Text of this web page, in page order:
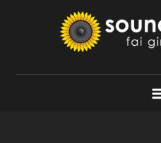
Soundflower.it
Fai Girare Musica